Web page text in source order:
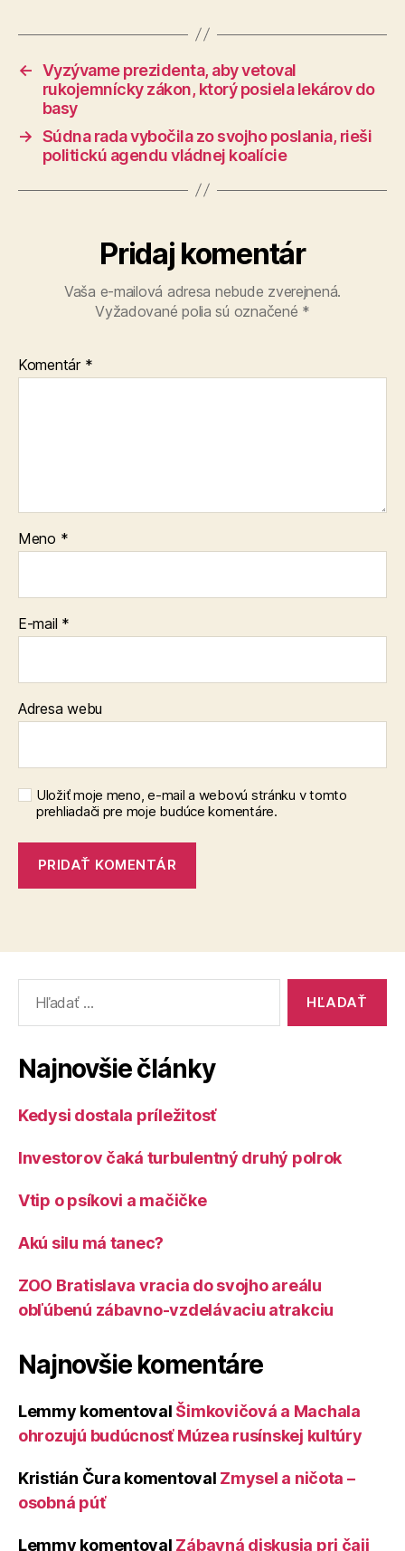
← Vyzývame prezidenta, aby vetoval
rukojemnícky zákon, ktorý posiela lekárov do
basy
→ Súdna rada vybočila zo svojho poslania, rieši
politickú agendu vládnej koalície
Pridaj komentár
Vaša e-mailová adresa nebude zverejnená.
Vyžadované polia sú označené *
Komentár *
Meno *
E-mail *
Adresa webu
Uložiť moje meno, e-mail a webovú stránku v tomto
prehliadači pre moje budúce komentáre.
Najnovšie články
Kedysi dostala príležitosť
Investorov čaká turbulentný druhý polrok
Vtip o psíkovi a mačičke
Akú silu má tanec?
ZOO Bratislava vracia do svojho areálu
obľúbenú zábavno-vzdelávaciu atrakciu
Najnovšie komentáre
Lemmy komentoval Šimkovičová a Machala
ohrozujú budúcnosť Múzea rusínskej kultúry
Kristián Čura komentoval Zmysel a ničota –
osobná púť
Lemmy komentoval Zábavná diskusia pri čaji